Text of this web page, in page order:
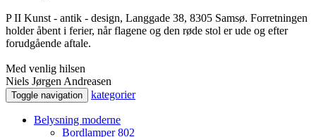
P II Kunst - antik - design, Langgade 38, 8305 Samsø. Forretningen
holder åbent i ferier, når flagene og den røde stol er ude og efter
forudgående aftale.
Med venlig hilsen
Niels Jørgen Andreasen
Toggle navigation kategorier
Belysning moderne
Bordlamper802